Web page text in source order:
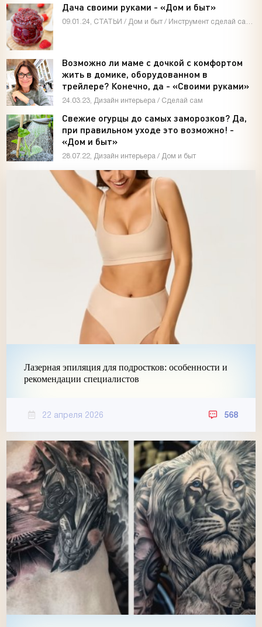
Дача своими руками - «Дом и быт»
Возможно ли маме с дочкой с комфортом
жить в домике, оборудованном в
трейлере? Конечно, да - «Своими руками»
24.03.23, Дизайн интерьера / Сделай сам
Свежие огурцы до самых заморозков? Да,
при правильном уходе это возможно! -
«Дом и быт»
28.07.22, Дизайн интерьера / Дом и быт
Лазерная эпиляция для подростков: особенности и
рекомендации специалистов
22 апреля 2026 568